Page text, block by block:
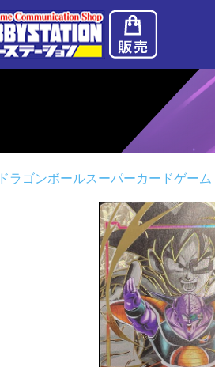
ドラゴンボールスーパーカードゲー